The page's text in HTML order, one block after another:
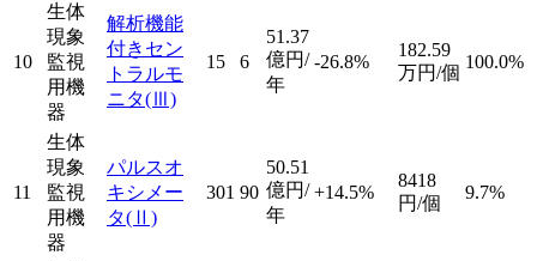
10
生体
現象
監視
用機
器
解析機能
付きセン
トラルモ
ニタ(Ⅲ)
15 6
51.37
億円/
年
-26.8%
182.59
万円/個
100.0%
11
生体
現象
監視
用機
器
パルスオ
キシメー
タ(Ⅱ)
301 90
50.51
億円/
年
+14.5%
8418
円/個
9.7%